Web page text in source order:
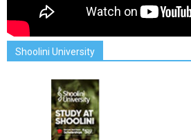
Shoolini University